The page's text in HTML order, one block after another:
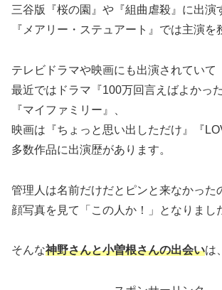
三谷版『桜の園』や『組曲虐殺』に出演
『メアリー・ステュアート』では主演を
テレビドラマや映画にも出演されていて
最近ではドラマ『100万回言えばよかった
『マイファミリー』、
映画は『ちょっと思い出しただけ』『
多数作品に出演歴があります。
管理人は名前だけだとピンと来なかった
顔写真を見て「この人か！」となりまし
そんな神野さんと小曽根さんの出会いは